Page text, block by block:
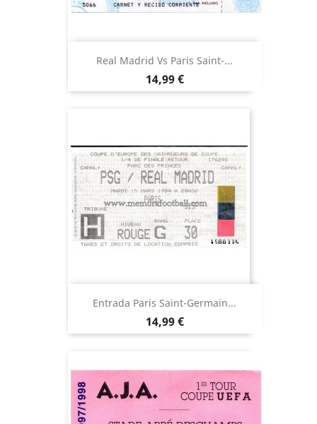
Real Madrid Vs Paris Saint-...
Precio
14,99 €
Entrada Paris Saint-Germain...
Precio
14,99 €